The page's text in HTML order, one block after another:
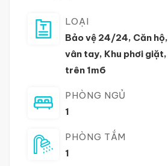
LOẠI
Bảo vệ 24/24, Căn hộ,
vân tay, Khu phơi giặt,
trên 1m6
PHÒNG NGỦ
1
PHÒNG TẮM
1